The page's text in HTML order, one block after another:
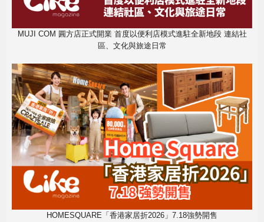
MUJI COM 圓方店正式開業 首度以便利店模式進駐全新地段 連結社
區、文化與旅途日常
HOMESQUARE「香港家居折2026」7.18強勢開售